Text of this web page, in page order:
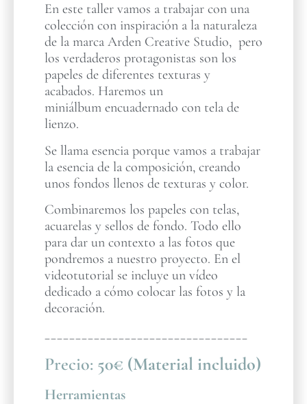
En este taller vamos a trabajar con una
colección con inspiración a la naturaleza
de la marca Arden Creative Studio, pero
los verdaderos protagonistas son los
papeles de diferentes texturas y
acabados. Haremos un
miniálbum encuadernado con tela de
lienzo.
Se llama esencia porque vamos a trabajar
la esencia de la composición, creando
unos fondos llenos de texturas y color.
Combinaremos los papeles con telas,
acuarelas y sellos de fondo. Todo ello
para dar un contexto a las fotos que
pondremos a nuestro proyecto. En el
videotutorial se incluye un vídeo
dedicado a cómo colocar las fotos y la
decoración.
_________________________________
Precio: 50€ (Material incluido)
Herramientas